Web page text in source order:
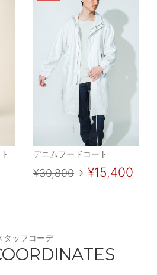
デニムフードコート
¥30,800→ ¥15,400
タッフコーデ